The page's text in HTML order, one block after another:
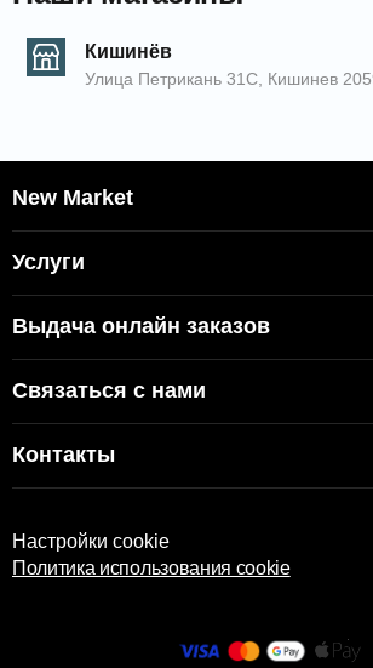
Производитель: Турция
Подробности :
✅ Можно соединять несколько наборов
длинной ограды.
КОД:8680648757
Кишинёв
Улица Петрикань 31С, Кишинев
New Market
Услуги
Выдача онлайн заказов
Связаться с нами
Контакты
Настройки cookie
Политика использования cookie